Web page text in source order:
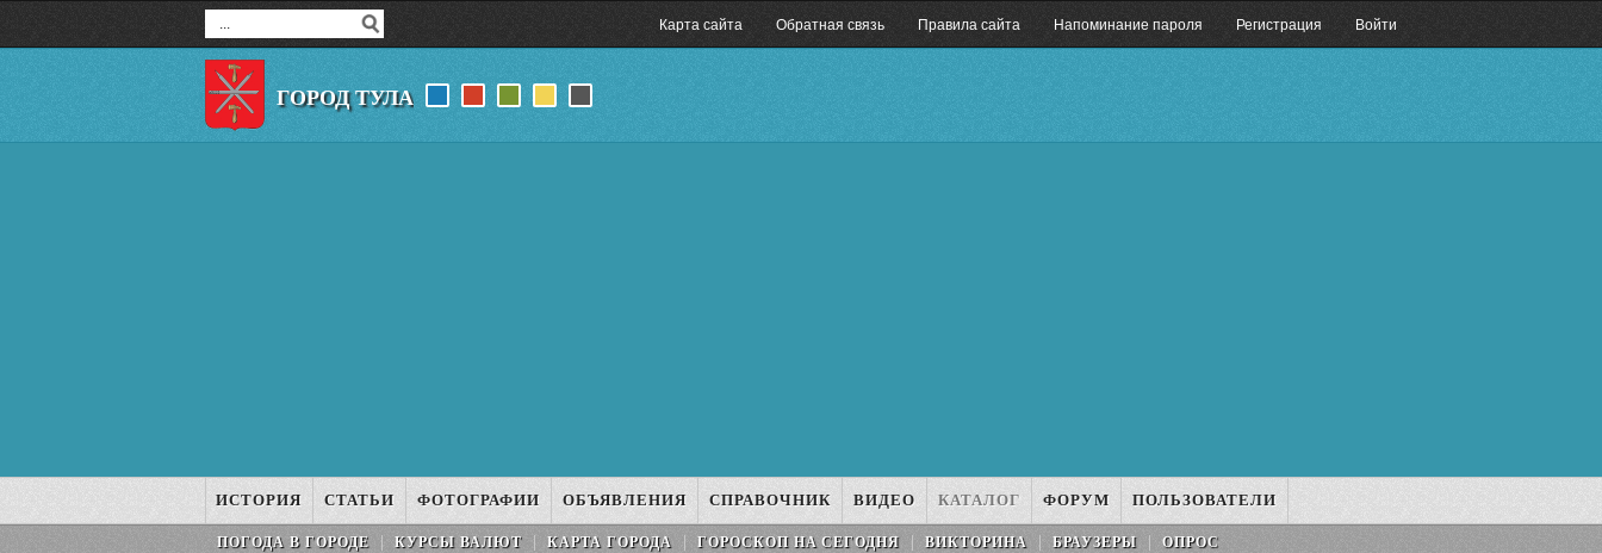
Карта сайта Обратная связь Правила сайта Напоминание пароля Регистрация Войти
ГОРОД ТУЛА
ИСТОРИЯ СТАТЬИ ФОТОГРАФИИ ОБЪЯВЛЕНИЯ СПРАВОЧНИК ВИДЕО КАТАЛОГ ФОРУМ ПОЛЬЗОВАТЕЛИ
ПОГОДА В ГОРОДЕ КУРСЫ ВАЛЮТ КАРТА ГОРОДА ГОРОСКОП НA СEГОДНЯ ВИКТОРИНА БРАУЗЕРЫ ОПРОС